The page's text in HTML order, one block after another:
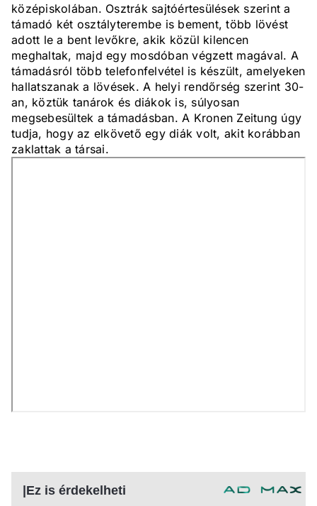
középiskolában. Osztrák sajtóértesülések szerint a
támadó két osztályterembe is bement, több lövést
adott le a bent levőkre, akik közül kilencen
meghaltak, majd egy mosdóban végzett magával. A
támadásról több telefonfelvétel is készült, amelyeken
hallatszanak a lövések. A helyi rendőrség szerint 30-
an, köztük tanárok és diákok is, súlyosan
megsebesültek a támadásban. A Kronen Zeitung úgy
tudja, hogy az elkövető egy diák volt, akit korábban
zaklattak a társai.